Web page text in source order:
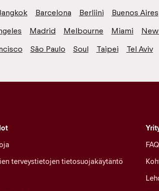
Barcelona Berliini Buenos Aires
Madrid Melbourne Miami
São Paulo Soul Taipei Tel Aviv
terveystietojen tietosuojakäytäntö
FAQ